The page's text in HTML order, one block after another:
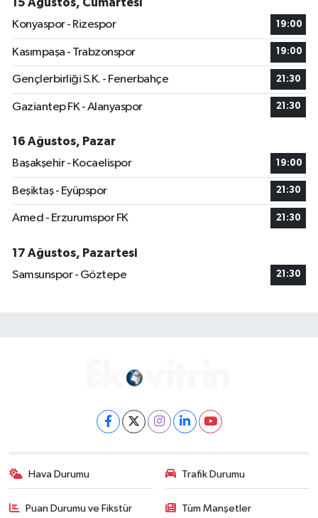
15 Ağustos, Cumartesi
Konyaspor - Rizespor
19:00
Kasımpaşa - Trabzonspor 19:00
Gençlerbirliği S.K. - Fenerbahçe 21:30
Gaziantep FK - Alanyaspor 21:30
16 Ağustos, Pazar
Başakşehir - Kocaelispor
19:00
Beşiktaş - Eyüpspor 21:30
Amed - Erzurumspor FK 21:30
17 Ağustos, Pazartesi
Samsunspor - Göztepe
21:30
Hava Durumu Trafik Durumu
Puan Durumu ve Fikstür Tüm Manşetler